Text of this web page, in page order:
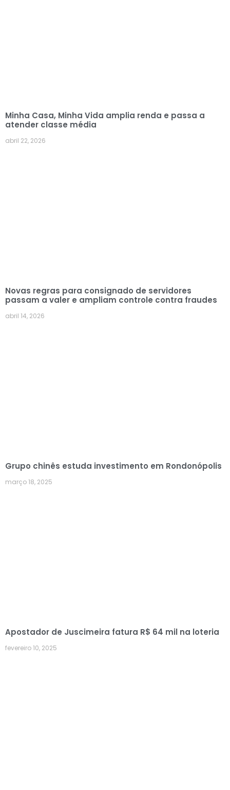
Minha Casa, Minha Vida amplia renda e passa a
atender classe média
abril 22, 2026
Novas regras para consignado de servidores
passam a valer e ampliam controle contra fraudes
abril 14, 2026
Grupo chinês estuda investimento em Rondonópolis
março 18, 2025
Apostador de Juscimeira fatura R$ 64 mil na loteria
fevereiro 10, 2025